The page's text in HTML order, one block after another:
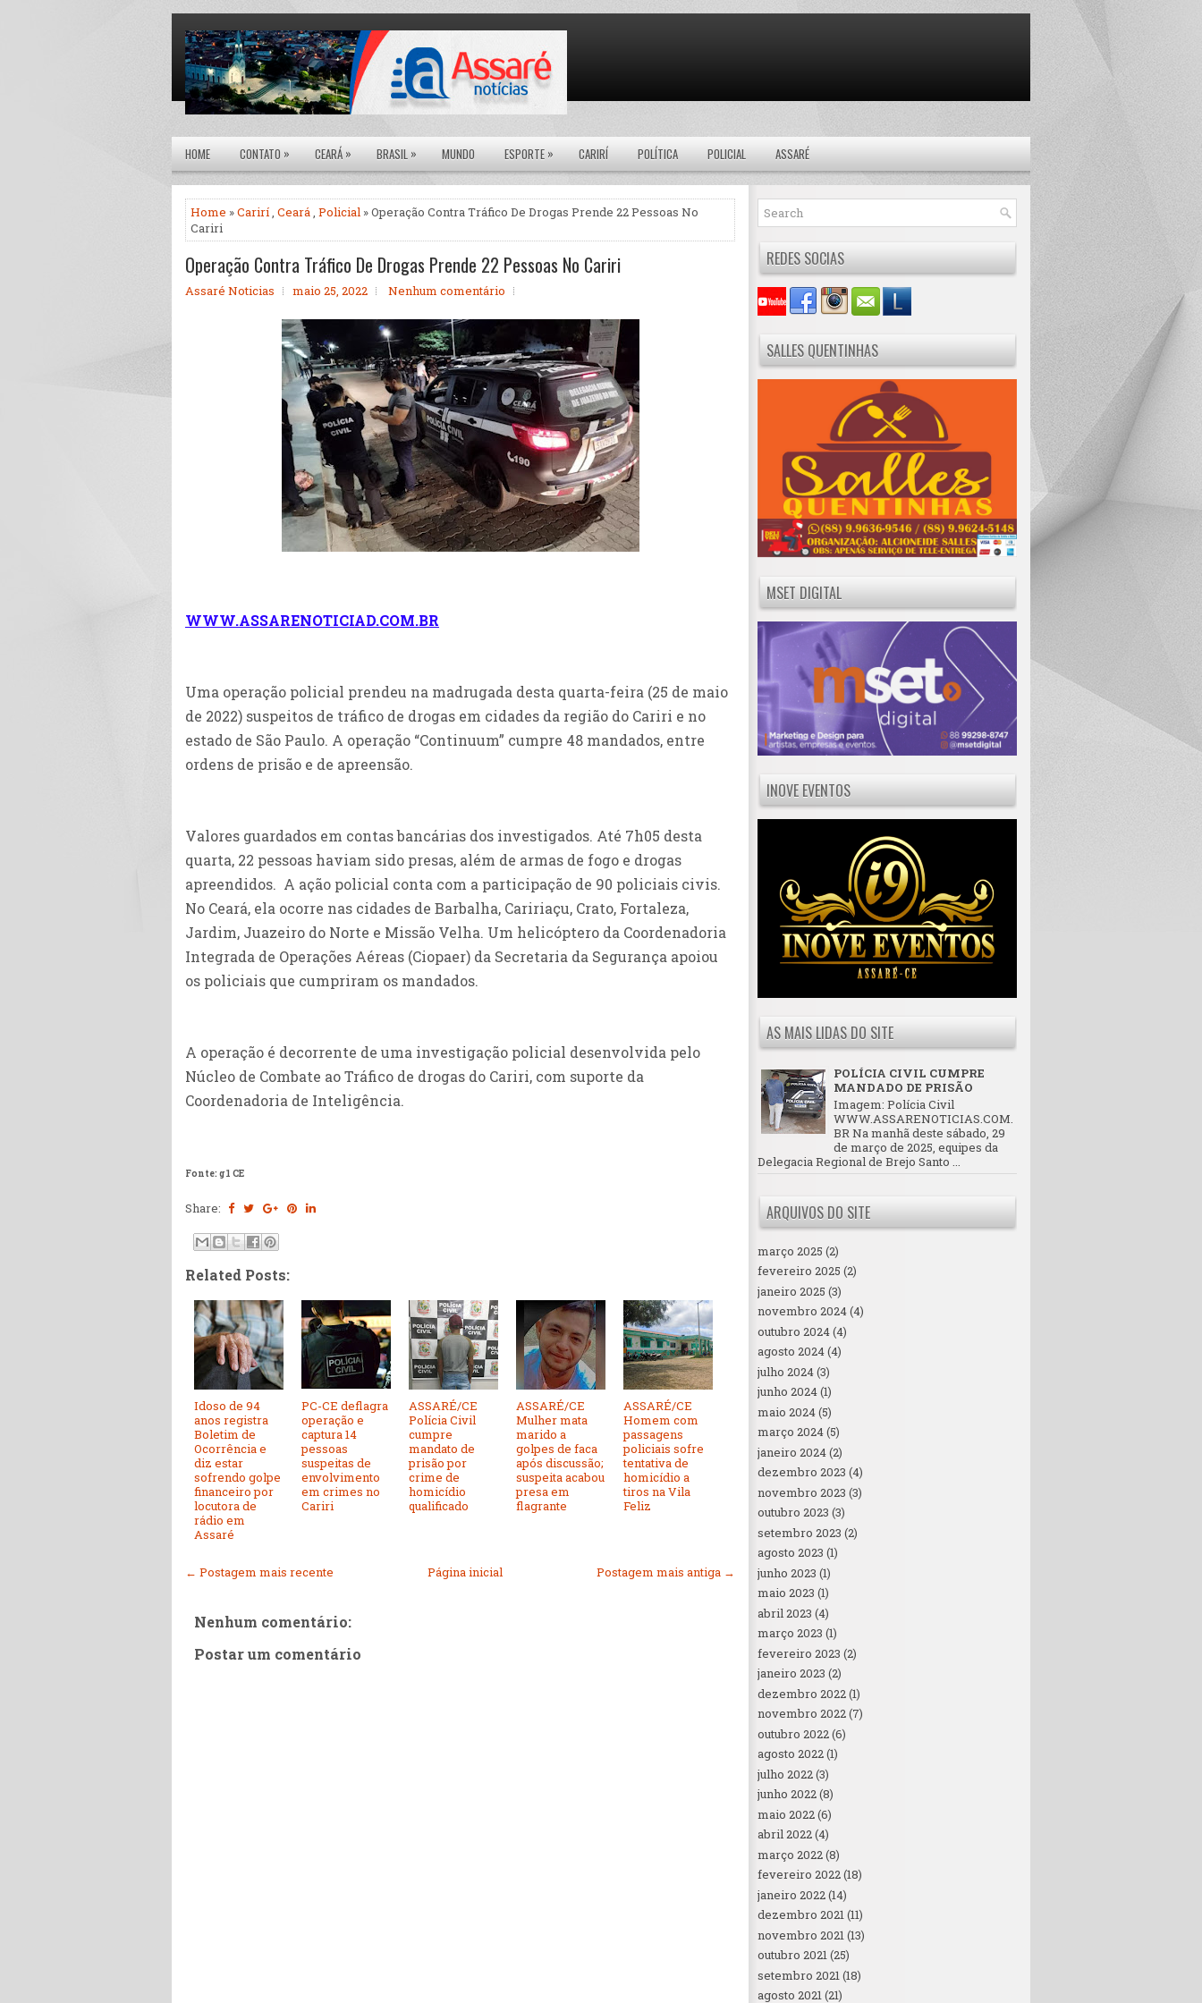
HOME CONTATO » CEARÁ » BRASIL » MUNDO ESPORTE » CARIRÍ POLÍTICA POLICIAL ASSARÉ
Home »Carirí, Ceará, Policial » Operação Contra Tráfico De Drogas Prende 22 Pessoas No
Cariri
Operação Contra Tráfico De Drogas Prende 22 Pessoas No Cariri
Assaré Noticias maio 25, 2022 Nenhum comentário
WWW.ASSARENOTICIAD.COM.BR
Uma operação policial prendeu na madrugada desta quarta-feira (25 de maio
de 2022) suspeitos de tráfico de drogas em cidades da região do Cariri e no
estado de São Paulo. A operação “Continuum” cumpre 48 mandados, entre
ordens de prisão e de apreensão.
Valores guardados em contas bancárias dos investigados. Até 7h05 desta
quarta, 22 pessoas haviam sido presas, além de armas de fogo e drogas
apreendidos. A ação policial conta com a participação de 90 policiais civis.
No Ceará, ela ocorre nas cidades de Barbalha, Caririaçu, Crato, Fortaleza,
Jardim, Juazeiro do Norte e Missão Velha. Um helicóptero da Coordenadoria
Integrada de Operações Aéreas (Ciopaer) da Secretaria da Segurança apoiou
os policiais que cumpriram os mandados.
A operação é decorrente de uma investigação policial desenvolvida pelo
Núcleo de Combate ao Tráfico de drogas do Cariri, com suporte da
Coordenadoria de Inteligência.
Fonte: g1 CE
Share:
Related Posts:
Idoso de 94
anos registra
Boletim de
Ocorrência e
diz estar
sofrendo golpe
financeiro por
locutora de
rádio em
Assaré
PC-CE deflagra
operação e
captura 14
pessoas
suspeitas de
envolvimento
em crimes no
Cariri
ASSARÉ/CE
Polícia Civil
cumpre
mandato de
prisão por
crime de
homicídio
qualificado
ASSARÉ/CE
Mulher mata
marido a
golpes de faca
após discussão;
suspeita acabou
presa em
flagrante
ASSARÉ/CE
Homem com
passagens
policiais sofre
tentativa de
homicídio a
tiros na Vila
Feliz
← Postagem mais recente Postagem mais antiga →
Página inicial
Nenhum comentário:
Postar um comentário
REDES SOCIAS
SALLES QUENTINHAS
MSET DIGITAL
INOVE EVENTOS
AS MAIS LIDAS DO SITE
POLÍCIA CIVIL CUMPRE
MANDADO DE PRISÃO
Imagem: Polícia Civil
WWW.ASSARENOTICIAS.COM.
BR Na manhã deste sábado, 29
de março de 2025, equipes da
Delegacia Regional de Brejo Santo ...
ARQUIVOS DO SITE
março 2025 (2)
fevereiro 2025 (2)
janeiro 2025 (3)
novembro 2024(4)
outubro 2024(4)
agosto 2024(4)
julho 2024(3)
junho 2024(1)
maio 2024(5)
março 2024(5)
janeiro 2024(2)
dezembro 2023 (4)
novembro 2023 (3)
outubro 2023 (3)
setembro 2023 (2)
agosto 2023 (1)
junho 2023 (1)
maio 2023 (1)
abril 2023 (4)
março 2023 (1)
fevereiro 2023 (2)
janeiro 2023 (2)
dezembro 2022(1)
novembro 2022(7)
outubro 2022(6)
agosto 2022(1)
julho 2022(3)
junho 2022(8)
maio 2022(6)
abril 2022(4)
março 2022(8)
fevereiro 2022(18)
janeiro 2022(14)
dezembro 2021(11)
novembro 2021(13)
outubro 2021(25)
setembro 2021(18)
agosto 2021(21)